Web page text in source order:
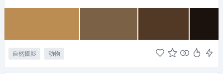
自然摄影 动物